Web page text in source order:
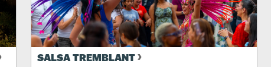
SALSA TREMBLANT